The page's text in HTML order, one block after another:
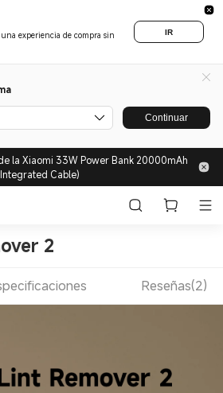
experiencia de compra sin
IR
Continuar
la Xiaomi 33W Power Bank 20000mAh
Cable)
2
Reseñas(2)